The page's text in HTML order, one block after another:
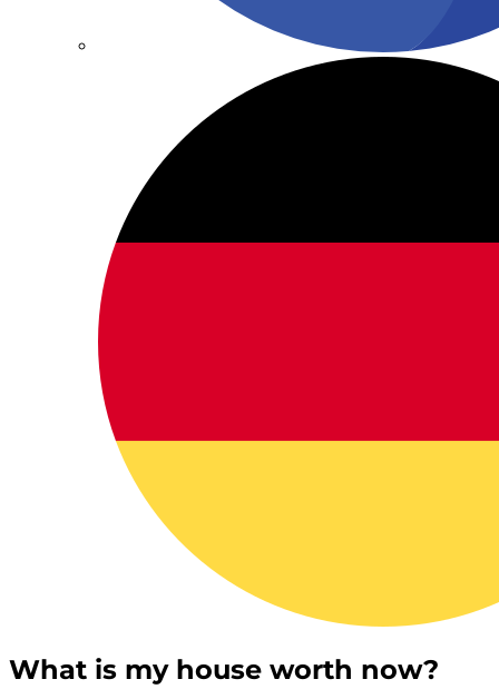
What is my house worth now?